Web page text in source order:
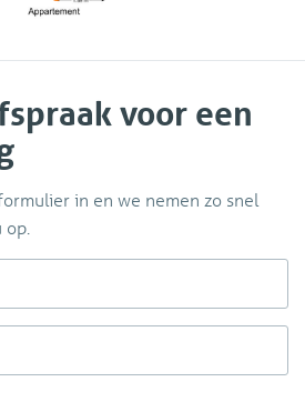
voor een
in en we nemen zo snel